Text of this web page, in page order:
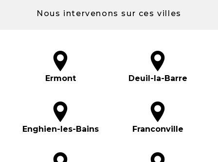
Nous intervenons sur ces villes
Ermont Deuil-la-Barre
Enghien-les-Bains Franconville